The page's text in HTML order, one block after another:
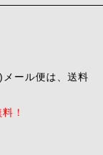
ール便は、送料
！